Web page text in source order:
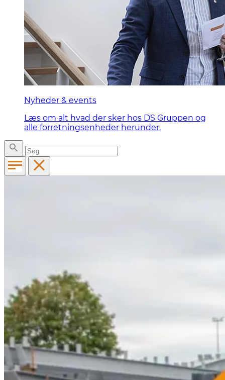
Nyheder & events
Læs om alt hvad der sker hos DS Gruppen og
alle forretningsenheder herunder.